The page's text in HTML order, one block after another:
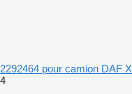
2292464 pour camion DAF
4